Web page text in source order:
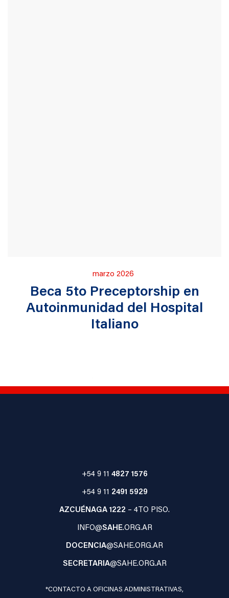
Publicado
en
marzo 2026
Beca 5to Preceptorship en
Autoinmunidad del Hospital
Italiano
+54 9 11 4827 1576
+54 9 11 2491 5929
AZCUÉNAGA 1222 – 4TO PISO.
INFO@SAHE.ORG.AR
DOCENCIA@SAHE.ORG.AR
SECRETARIA@SAHE.ORG.AR
*CONTACTO A OFICINAS ADMINISTRATIVAS,